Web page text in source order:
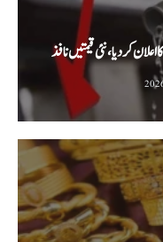
کر دیا، نئی قیمتیں نافذ